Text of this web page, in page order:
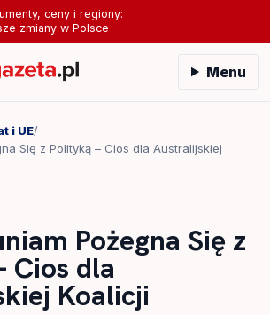
ceny i regiony:
zmiany w Polsce
Menu
i UE/
Się z Polityką – Cios dla Australijskiej
Pożegna Się z
Cios dla
Koalicji